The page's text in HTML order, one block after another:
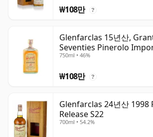
₩108만 ?
Glenfarclas 15년산,
Seventies Pinerolo
750ml • 46%
₩108만 ?
Glenfarclas 24년산 1998
Release S22
700ml • 54.2%